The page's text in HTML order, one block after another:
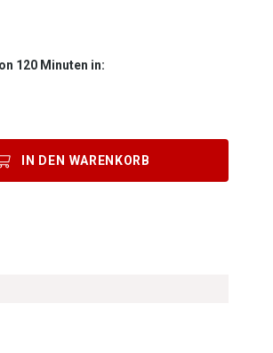
120 Minuten in:
den gewünschten Wert ein oder benutze die
IN DEN WARENKORB